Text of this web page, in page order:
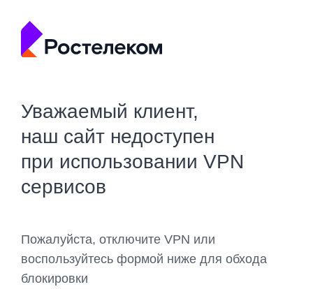
Уважаемый клиент,
наш сайт недоступен
при использовании VPN
сервисов
Пожалуйста, отключите VPN или
воспользуйтесь формой ниже для обхода
блокировки